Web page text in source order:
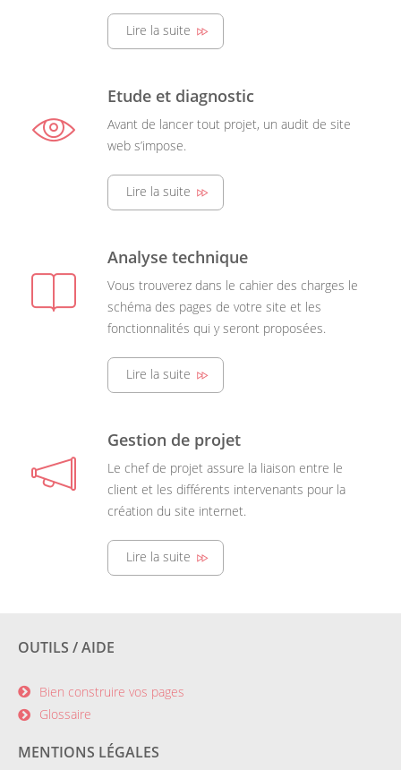
Lire la suite
Etude et diagnostic
Avant de lancer tout projet, un audit de site
web s’impose.
Lire la suite
Analyse technique
Vous trouverez dans le cahier des charges le
schéma des pages de votre site et les
fonctionnalités qui y seront proposées.
Lire la suite
Gestion de projet
Le chef de projet assure la liaison entre le
client et les différents intervenants pour la
création du site internet.
Lire la suite
OUTILS / AIDE
Bien construire vos pages
Glossaire
MENTIONS LÉGALES